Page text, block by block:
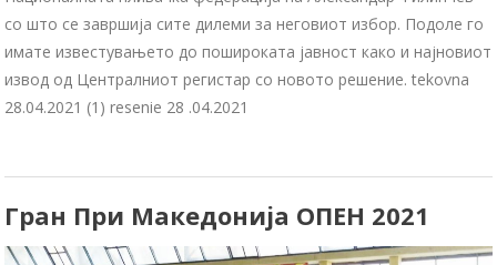
со што се завршија сите дилеми за неговиот избор. Подоле го
имате известувањето до пошироката јавност како и најновиот
извод од Централниот регистар со новото решение. tekovna
28.04.2021 (1) resenie 28 .04.2021
Гран При Македонија ОПЕН 2021